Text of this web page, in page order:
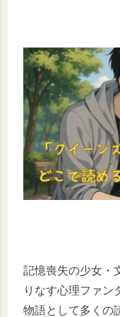
記憶喪失の少女・
りなす心理ファン
物語として多くの